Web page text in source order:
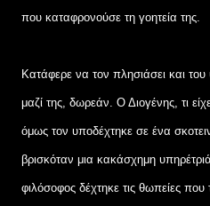
που καταφρονούσε τη γοητεία της.
Κατάφερε να τον πλησιάσει και
μαζί της, δωρεάν. Ο Διογένης, τι
όμως τον υποδέχτηκε σε ένα
βρισκόταν μια κακάσχημη
φιλόσοφος δέχτηκε τις θωπείες